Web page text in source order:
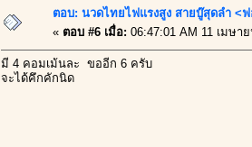
ตอบ: นวดไทยไฟแรงสูง สายบู๊สุดลำ <ฟ
« ตอบ #6 เมื่อ: 06:47:01 AM 11 เมษา
มี 4 คอมเม้นละ ขออีก 6 ครับ
จะได้คึกคักนิด